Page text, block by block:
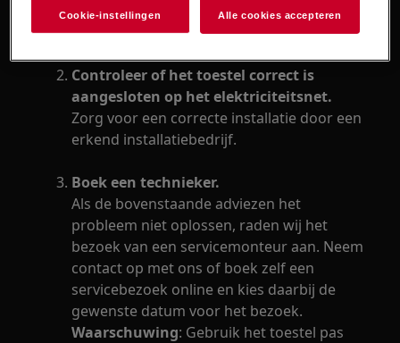
op een aparte zekeringsgroep is
aangesloten.
Controleer of het toestel correct is
aangesloten op het elektriciteitsnet.
Zorg voor een correcte installatie door een
erkend installatiebedrijf.
Boek een technieker.
Als de bovenstaande adviezen het
probleem niet oplossen, raden wij het
bezoek van een servicemonteur aan. Neem
contact op met ons of boek zelf een
servicebezoek online en kies daarbij de
gewenste datum voor het bezoek.
Waarschuwing: Gebruik het toestel pas
Cookie-instellingen Alle cookies accepteren